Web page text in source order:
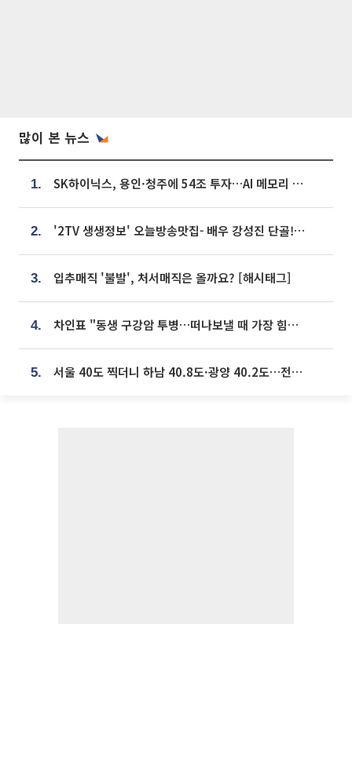
많이 본 뉴스
1. SK하이닉스, 용인·청주에 54조 투자…AI 메모리 생산기지 키운다
2. '2TV 생생정보' 오늘방송맛집- 배우 강성진 단골! 쌀국수ㆍ푸팟퐁 커리 맛집 '블○○○'
3. 입추매직 '불발', 처서매직은 올까요? [해시태그]
4. 차인표 "동생 구강암 투병…떠나보낼 때 가장 힘들었다”
5. 서울 40도 찍더니 하남 40.8도·광양 40.2도…전국 '펄펄'